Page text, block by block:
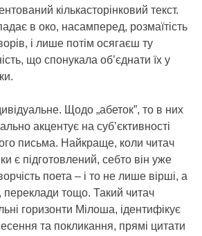
кількасторінковий текст.
в око, насамперед, розмаїтість
і лише потім осягаєш ту
що спонукала об’єднати їх у
Щодо „абеток”, то в них
акцентує на суб’єктивності
письма. Найкраще, коли читач
є підготовлений, себто він уже
поета – і то не лише вірші, а
переклади тощо. Такий читач
горизонти Мілоша, ідентифікує
та покликання, прямі цитати